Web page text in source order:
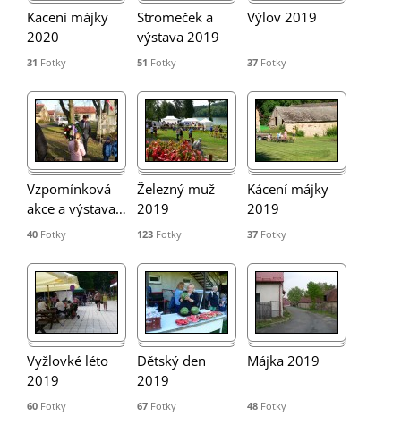
Kacení májky
2020
31 Fotky
Stromeček a
výstava 2019
51 Fotky
Výlov 2019
37 Fotky
Vzpomínková
akce a výstava…
40 Fotky
Železný muž
2019
123 Fotky
Kácení májky
2019
37 Fotky
Vyžlovké léto
2019
60 Fotky
Dětský den
2019
67 Fotky
Májka 2019
48 Fotky